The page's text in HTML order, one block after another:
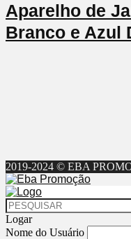
Aparelho de
Branco e Azul
2019-2024 © EBA
Logar
Nome do Usuário